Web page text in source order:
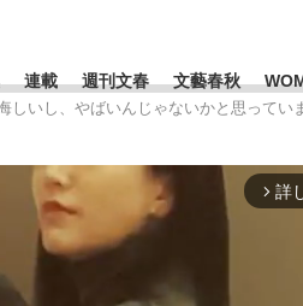
連載 週刊文春 文藝春秋
グ一覧
市早苗 #森岡毅
しいし、やばいんじゃないかと思って
arrow_forward_ios 詳